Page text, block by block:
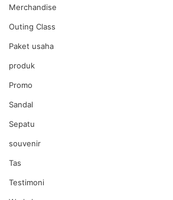
Merchandise
Outing Class
Paket usaha
produk
Promo
Sandal
Sepatu
souvenir
Tas
Testimoni